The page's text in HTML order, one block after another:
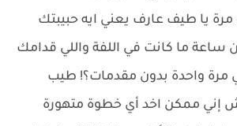
يا طيف عارف يعني ايه حبيبتك
ساعة ما كانت في اللفة واللي قدامك
مرة واحدة بدون مقدمات؟! طيب
إني ممكن اخد أي خطوة متهورة